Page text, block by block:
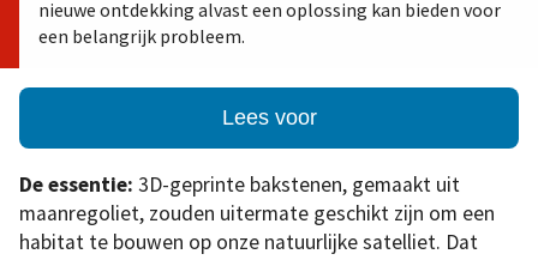
nieuwe ontdekking alvast een oplossing kan bieden voor
een belangrijk probleem.
Lees voor
De essentie: 3D-geprinte bakstenen, gemaakt uit
maanregoliet, zouden uitermate geschikt zijn om een
habitat te bouwen op onze natuurlijke satelliet. Dat